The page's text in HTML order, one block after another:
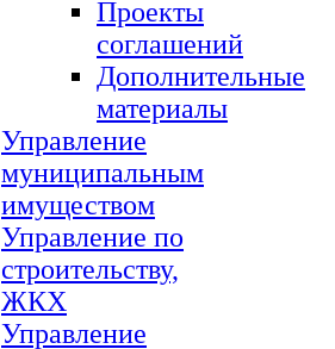
Проекты
соглашений
Дополнительные
материалы
Управление
муниципальным
имуществом
Управление по
строительству,
ЖКХ
Управление